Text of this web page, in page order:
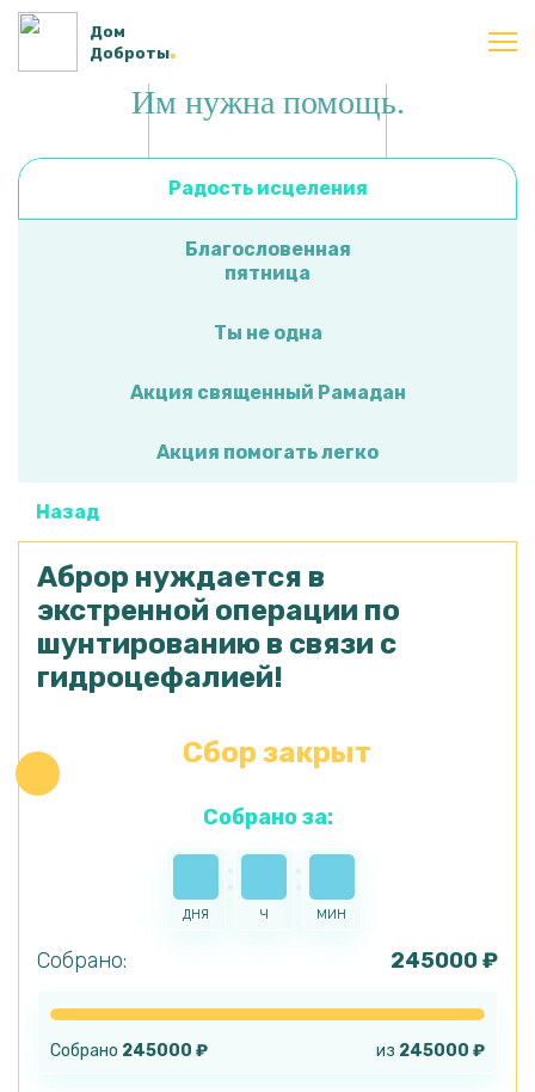
Дом
Доброты.
Им нужна помощь.
Радость исцеления
Благословенная
пятница
Ты не одна
Акция священный Рамадан
Акция помогать легко
Назад
Аброр нуждается в
экстренной операции по
шунтированию в связи с
гидроцефалией!
Сбор закрыт
Собрано за:
дня ч мин
Cобрано: 245000 ₽
Собрано 245000 ₽ из 245000 ₽